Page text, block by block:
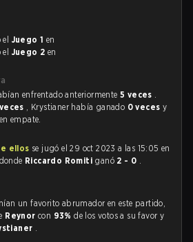
Juego 1 en
Juego 2 en
enfrentado anteriormente 5 veces .
, Krystianer había ganado 0 veces y
empate.
ellos se jugó el 29 oct 2023 a las 15:05 en
donde Riccardo Romiti ganó 2 - 0 .
un favorito abrumador en este partido,
Reynorcon 93%de los votos a su favor y
.